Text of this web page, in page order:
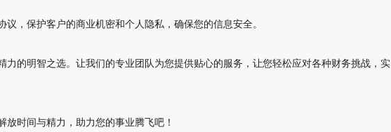
，保护客户的商业机密和个人隐私，确保您的信息安全。
的明智之选。让我们的专业团队为您提供贴心的服务，让您轻松应对各种财务挑战，实
时间与精力，助力您的事业腾飞吧！